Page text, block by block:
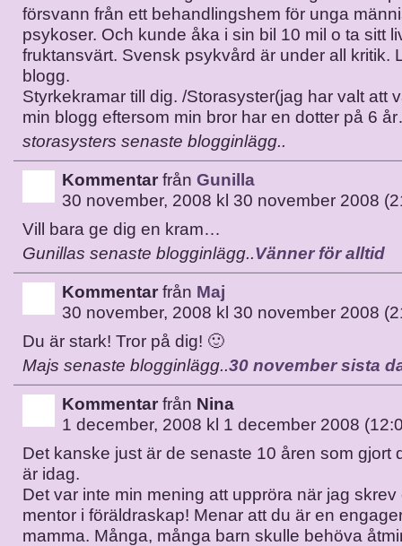
försvann från ett behandlingshem för unga
psykoser. Och kunde åka i sin bil 10 mil o ta sitt
fruktansvärt. Svensk psykvård är under all kritik.
blogg.
Styrkekramar till dig. /Storasyster(jag har valt att
min blogg eftersom min bror har en dotter på 6
storasysters senaste blogginlägg..
Kommentar från Gunilla
30 november, 2008 kl 30 november 2008
Vill bara ge dig en kram…
Gunillas senaste blogginlägg..Vänner för alltid
Kommentar från Maj
30 november, 2008 kl 30 november 2008
Du är stark! Tror på dig! 🙂
Majs senaste blogginlägg..30 november sista
Kommentar från Nina
1 december, 2008 kl 1 december 2008
Det kanske just är de senaste 10 åren som gjort
är idag.
Det var inte min mening att uppröra när jag
mentor i föräldraskap! Menar att du är en
mamma. Många, många barn skulle behöva